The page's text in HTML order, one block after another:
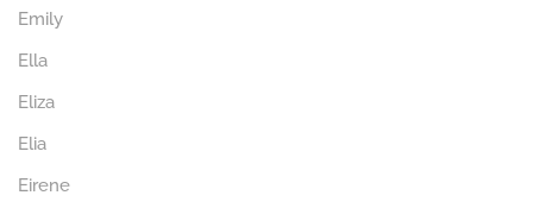
Emily
Ella
Eliza
Elia
Eirene